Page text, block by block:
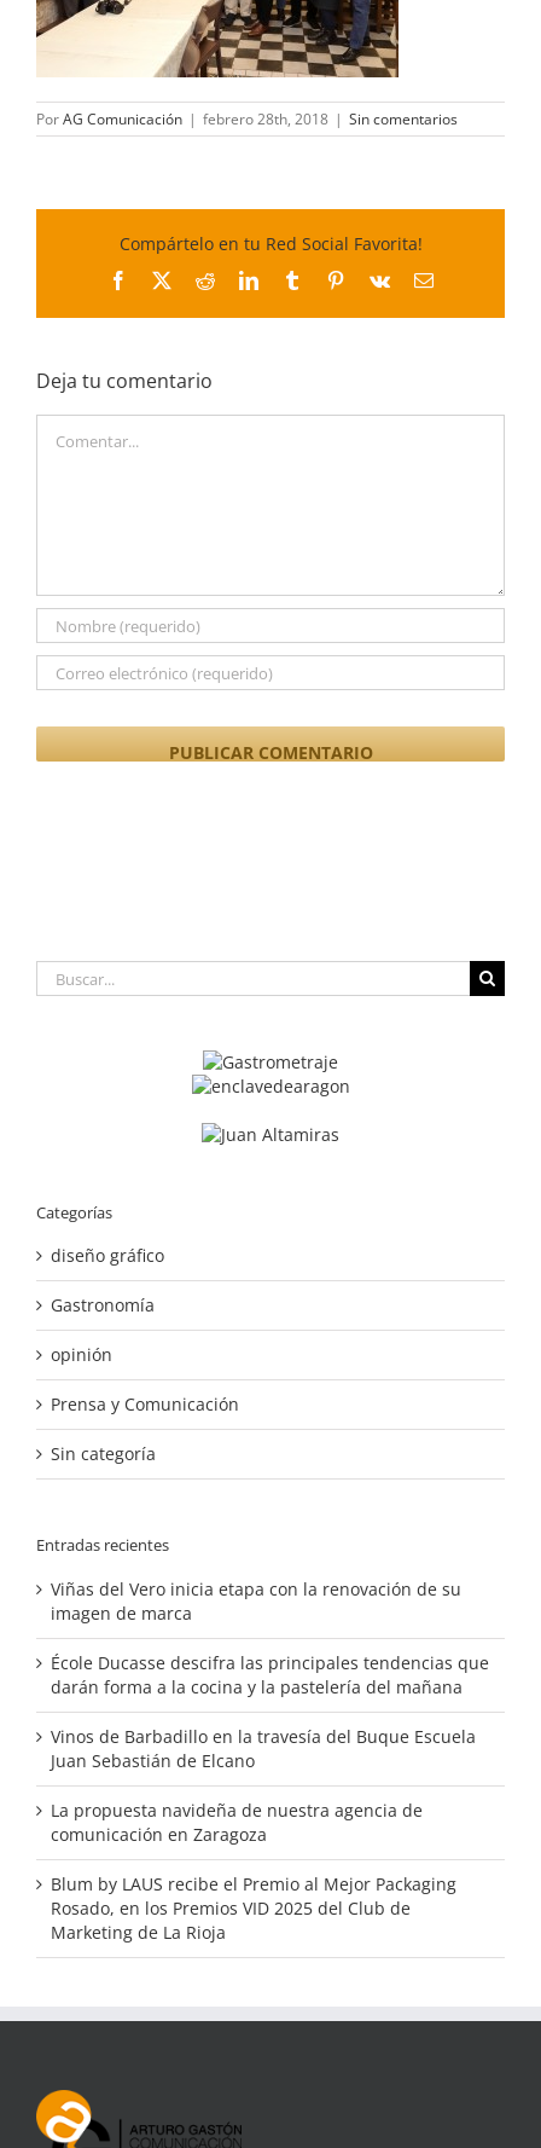
PorAG Comunicación | febrero 28th, 2018 | Sin comentarios
Compártelo en tu Red Social Favorita!
Facebook
X RedditLinkedInTumblrPinterest
Vk
Correo
Deja tu comentario
Buscar:
Categorías
diseño gráfico
Gastronomía
opinión
Prensa y Comunicación
Sin categoría
Entradas recientes
Viñas del Vero inicia etapa con la renovación de su
imagen de marca
École Ducasse descifra las principales tendencias que
darán forma a la cocina y la pastelería del mañana
Vinos de Barbadillo en la travesía del Buque Escuela
Juan Sebastián de Elcano
La propuesta navideña de nuestra agencia de
comunicación en Zaragoza
Blum by LAUS recibe el Premio al Mejor Packaging
Rosado, en los Premios VID 2025 del Club de
Marketing de La Rioja